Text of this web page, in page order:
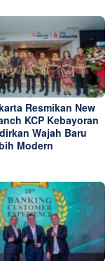
Resmikan New
KCP Kebayoran
Wajah Baru
Modern